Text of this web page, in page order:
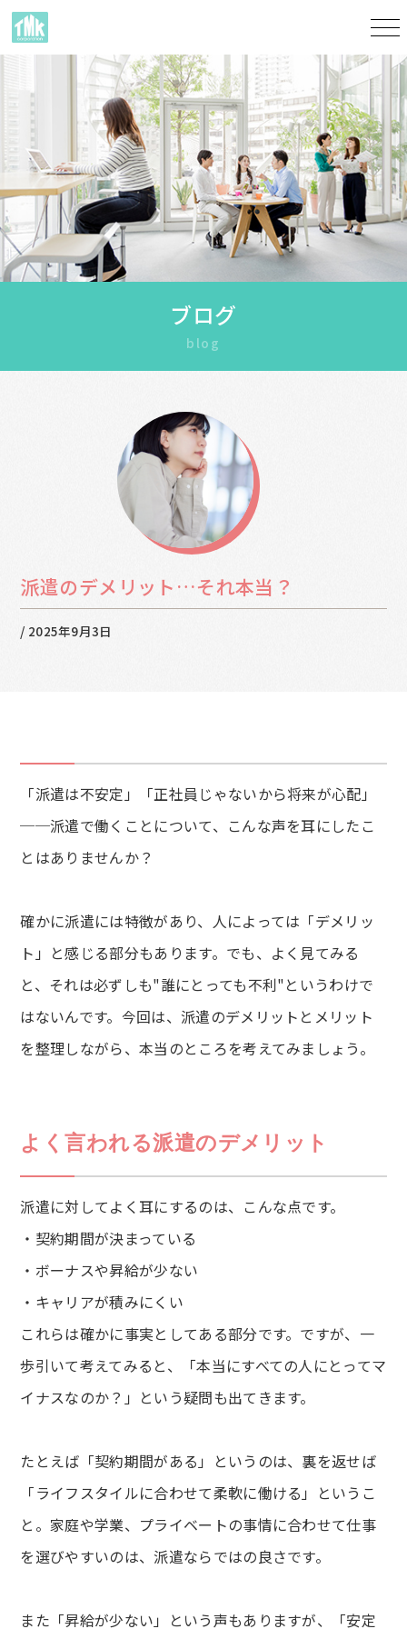
ブログ
blog
派遣のデメリット…それ本当？
/ 2025年9月3日
「派遣は不安定」「正社員じゃないから将来が心配」
──派遣で働くことについて、こんな声を耳にしたこ
とはありませんか？
確かに派遣には特徴があり、人によっては「デメリッ
ト」と感じる部分もあります。でも、よく見てみる
と、それは必ずしも"誰にとっても不利"というわけで
はないんです。今回は、派遣のデメリットとメリット
を整理しながら、本当のところを考えてみましょう。
よく言われる派遣のデメリット
派遣に対してよく耳にするのは、こんな点です。
・契約期間が決まっている
・ボーナスや昇給が少ない
・キャリアが積みにくい
これらは確かに事実としてある部分です。ですが、一
歩引いて考えてみると、「本当にすべての人にとってマ
イナスなのか？」という疑問も出てきます。
たとえば「契約期間がある」というのは、裏を返せば
「ライフスタイルに合わせて柔軟に働ける」というこ
と。家庭や学業、プライベートの事情に合わせて仕事
を選びやすいのは、派遣ならではの良さです。
また「昇給が少ない」という声もありますが、「安定